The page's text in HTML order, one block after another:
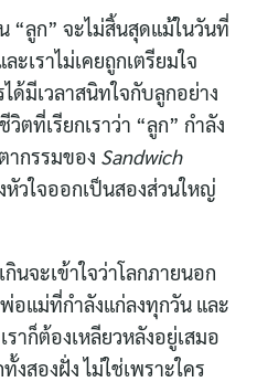
“ลูก” จะไม่สิ้นสุดแม้ในวันที่
ะเราไม่เคยถูกเตรียมใจ
ด้มีเวลาสนิทใจกับลูกอย่าง
ตที่เรียกเราว่า “ลูก” กำลัง
ากรรมของ Sandwich
วใจออกเป็นสองส่วนใหญ่
นจะเข้าใจว่าโลกภายนอก
อแม่ที่กำลังแก่ลงทุกวัน และ
าก็ต้องเหลียวหลังอยู่เสมอ
สองฝั่ง ไม่ใช่เพราะใคร